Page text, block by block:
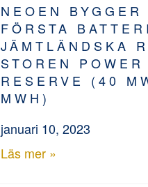
NEOEN BYGGER
FÖRSTA
JÄMTLÄNDSKA
STOREN POWER
RESERVE (40
MWH)
januari 10, 2023
Läs mer »